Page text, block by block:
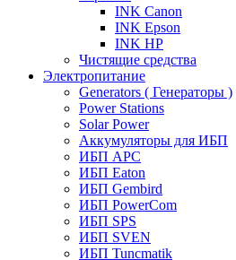
INK Canon
INK Epson
INK HP
Чистящие средства
Электропитание
Generators ( Генераторы )
Power Stations
Solar Power
Аккумуляторы для ИБП
ИБП APC
ИБП Eaton
ИБП Gembird
ИБП PowerCom
ИБП SPS
ИБП SVEN
ИБП Tuncmatik